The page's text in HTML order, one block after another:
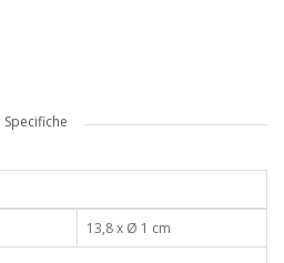
Specifiche
13,8 x Ø 1 cm